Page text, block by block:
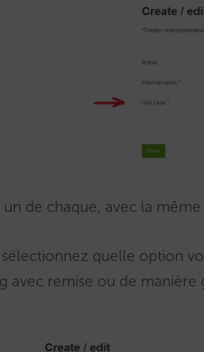
de chaque, avec la
sélectionnez quelle option
avec remise ou de manière